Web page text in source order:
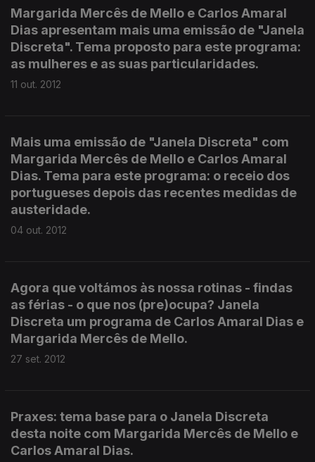
Margarida Mercês de Mello e Carlos Amaral
Dias apresentam mais uma emissão de "Janela
Discreta". Tema proposto para este programa:
as mulheres e as suas particularidades.
11 out. 2012
Mais uma emissão de "Janela Discreta" com
Margarida Mercês de Mello e Carlos Amaral
Dias. Tema para este programa: o receio dos
portugueses depois das recentes medidas de
austeridade.
04 out. 2012
Agora que voltámos às nossa rotinas - findas
as férias - o que nos (pre)ocupa? Janela
Discreta um programa de Carlos Amaral Dias e
Margarida Mercês de Mello.
27 set. 2012
Praxes: tema base para o Janela Discreta
desta noite com Margarida Mercês de Mello e
Carlos Amaral Dias.